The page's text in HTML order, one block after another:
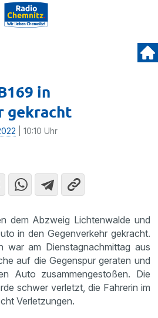
in
gekracht
| 10:10 Uhr
dem Abzweig Lichtenwalde und
in den Gegenverkehr gekracht.
war am Dienstagnachmittag aus
auf die Gegenspur geraten und
Auto zusammengestoßen. Die
schwer verletzt, die Fahrerin im
Verletzungen.